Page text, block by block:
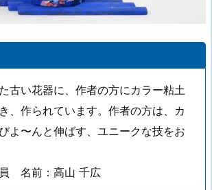
古い花器に、作者の方にカラー粘土
、作られています。作者の方は、カ
よ〜んと伸ばす、ユニークな技をお
名前：高山 千広